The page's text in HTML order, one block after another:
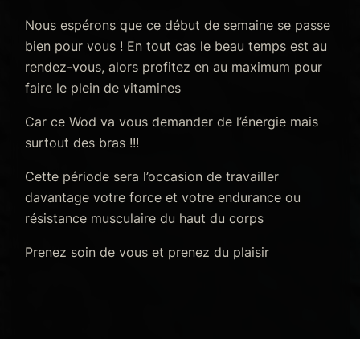
Nous espérons que ce début de semaine se passe
bien pour vous ! En tout cas le beau temps est au
rendez-vous, alors profitez en au maximum pour
faire le plein de vitamines
Car ce Wod va vous demander de l’énergie mais
surtout des bras !!!
Cette période sera l’occasion de travailler
davantage votre force et votre endurance ou
résistance musculaire du haut du corps
Prenez soin de vous et prenez du plaisir